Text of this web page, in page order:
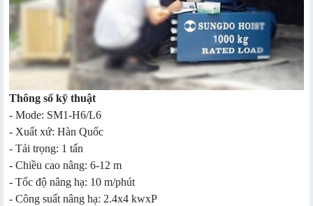
Thông số kỹ thuật
- Mode: SM1-H6/L6
- Xuất xứ: Hàn Quốc
- Tải trọng: 1 tấn
- Chiều cao nâng: 6-12 m
- Tốc độ nâng hạ: 10 m/phút
- Công suất nâng hạ: 2.4x4 kwxP